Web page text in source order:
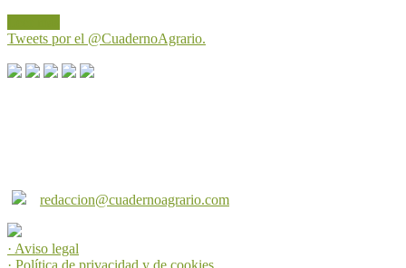
Tweets por el @CuadernoAgrario.
redaccion@cuadernoagrario.com
· Aviso legal
· Política de privacidad y de cookies